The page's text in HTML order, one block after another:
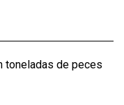
toneladas de peces